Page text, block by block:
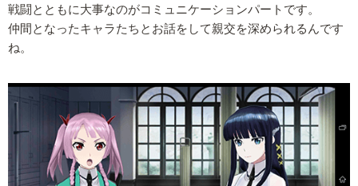
戦闘とともに大事なのがコミュニケーションパートです。
仲間となったキャラたちとお話をして親交を深められるんです
ね。